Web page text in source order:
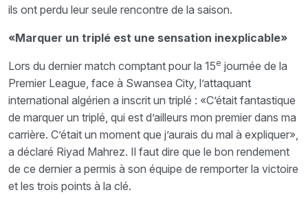
ils ont perdu leur seule rencontre de la saison.
«Marquer un triplé est une sensation inexplicable»
Lors du dernier match comptant pour la 15e journée de la
Premier League, face à Swansea City, l’attaquant
international algérien a inscrit un triplé : «C’était fantastique
de marquer un triplé, qui est d’ailleurs mon premier dans ma
carrière. C’était un moment que j’aurais du mal à expliquer»,
a déclaré Riyad Mahrez. Il faut dire que le bon rendement
de ce dernier a permis à son équipe de remporter la victoire
et les trois points à la clé.